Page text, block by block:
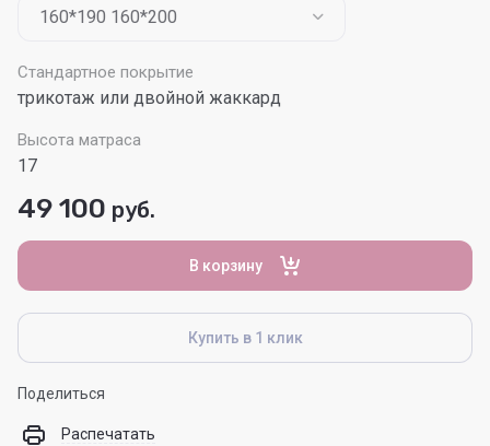
Стандартное покрытие
трикотаж или двойной жаккард
Высота матраса
17
49 100 руб.
В корзину
Купить в 1 клик
Поделиться
Распечатать